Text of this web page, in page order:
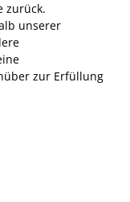
zurück.
unserer
zur Erfüllung